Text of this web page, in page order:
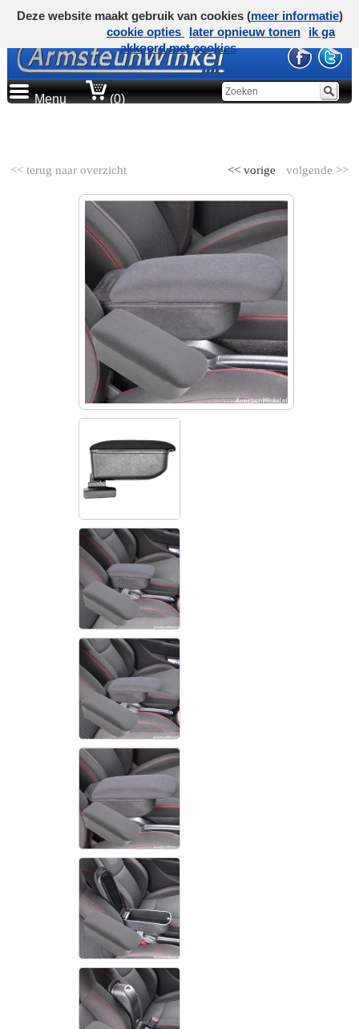
Menu (0)
<< terug naar overzicht volgende >>
<< vorige
Deze website maakt gebruik van cookies (meer informatie)
cookie opties
later opnieuw tonen
ik ga
akkoord met cookies